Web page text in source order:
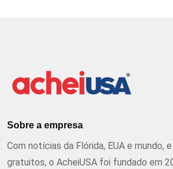
Sobre a empresa
Com notícias da Flórida, EUA e mundo,
gratuitos, o AcheiUSA foi fundado em